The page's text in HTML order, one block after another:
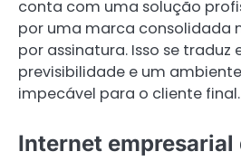
conta com uma solução
por uma marca consolidada
por assinatura. Isso se traduz
previsibilidade e um
impecável para o cliente final.
Internet empresarial